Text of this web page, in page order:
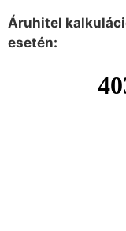
Áruhitel
esetén: